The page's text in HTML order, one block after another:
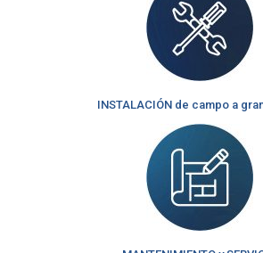
INSTALACIÓN de campo a